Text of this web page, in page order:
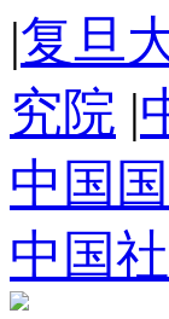
|复旦
究院 |
中国
中国